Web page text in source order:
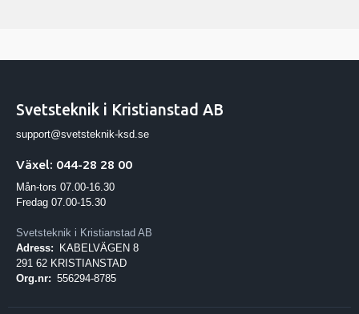
Svetsteknik i Kristianstad AB
support@svetsteknik-ksd.se
Växel: 044-28 28 00
Mån-tors 07.00-16.30
Fredag 07.00-15.30
Svetsteknik i Kristianstad AB
Adress:
KABELVÄGEN 8
291 62 KRISTIANSTAD
Org.nr: 556294-8785